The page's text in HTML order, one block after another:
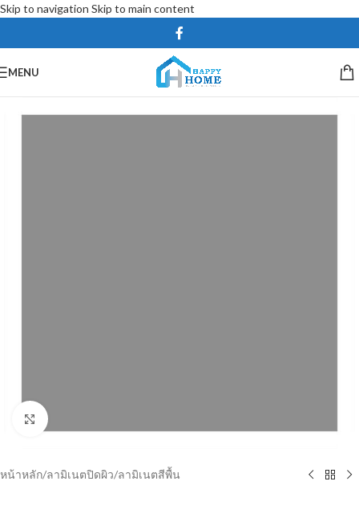
Skip to navigation Skip to main content
MENU
Click to enlarge
หน้าหลัก/ลามิเนตปิดผิว/ลามิเนตสีพื้น